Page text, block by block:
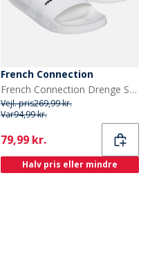
French Connection
French Connection Drenge Seler Sandaler Hvid/Black Logo
Vejl. pris269,99 kr.
Var94,99 kr.
Current
79,99 kr.
Halv pris eller mindre